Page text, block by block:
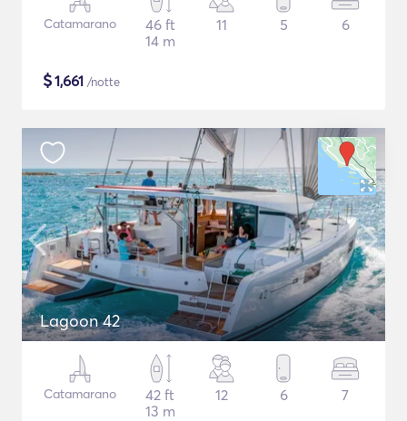
Catamarano
46 ft
14 m
11 5 6
$1,661 /notte
Lagoon 42
Catamarano
42 ft
13 m
12 6 7